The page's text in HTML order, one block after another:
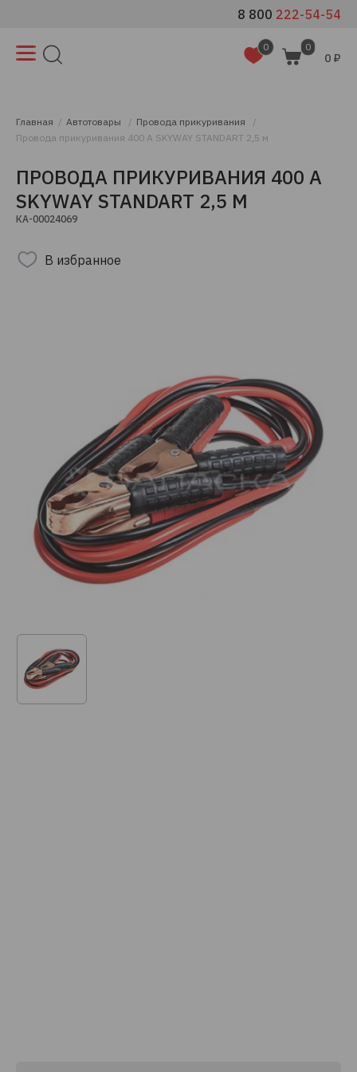
8 800 222-54-54
0 0
0 ₽
Главная Автотовары
Провода прикуривания
Провода прикуривания 400 А SKYWAY STANDART 2,5 м
ПРОВОДА ПРИКУРИВАНИЯ 400 А
SKYWAY STANDART 2,5 М
КА-00024069
В избранное